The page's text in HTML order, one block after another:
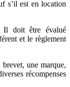
s’il est en location
Il doit être évalué
et le règlement
une marque,
récompenses